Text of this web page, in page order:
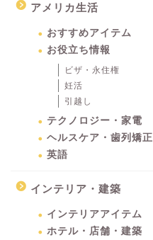
アメリカ生活
おすすめアイテム
お役立ち情報
ビザ・永住権
妊活
引越し
テクノロジー・家電
ヘルスケア・歯列矯正
英語
インテリア・建築
インテリアアイテム
ホテル・店舗・建築